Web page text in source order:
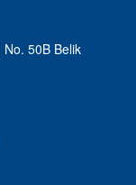
50B Belik